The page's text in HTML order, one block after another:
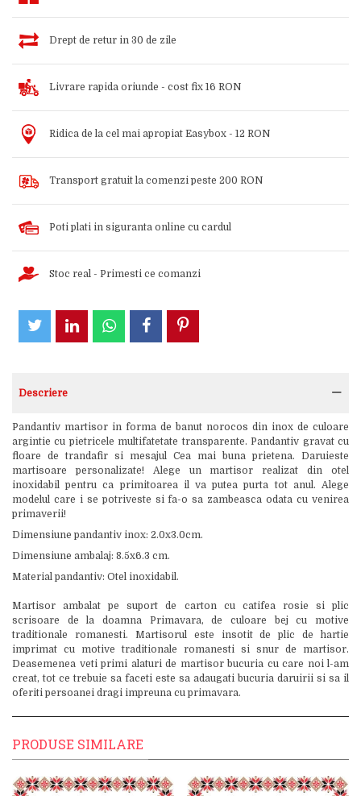
Drept de retur in 30 de zile
Livrare rapida oriunde - cost fix 16 RON
Ridica de la cel mai apropiat Easybox - 12 RON
Transport gratuit la comenzi peste 200 RON
Poti plati in siguranta online cu cardul
Stoc real - Primesti ce comanzi
Descriere
Pandantiv martisor in forma de banut norocos din inox de culoare
argintie cu pietricele multifatetate transparente. Pandantiv gravat cu
floare de trandafir si mesajul Cea mai buna prietena. Daruieste
martisoare personalizate! Alege un martisor realizat din otel
inoxidabil pentru ca primitoarea il va putea purta tot anul. Alege
modelul care i se potriveste si fa-o sa zambeasca odata cu venirea
primaverii!
Dimensiune pandantiv inox: 2.0x3.0cm.
Dimensiune ambalaj: 8.5x6.3 cm.
Material pandantiv: Otel inoxidabil.
Martisor ambalat pe suport de carton cu catifea rosie si plic
scrisoare de la doamna Primavara, de culoare bej cu motive
traditionale romanesti. Martisorul este insotit de plic de hartie
imprimat cu motive traditionale romanesti si snur de martisor.
Deasemenea veti primi alaturi de martisor bucuria cu care noi l-am
creat, tot ce trebuie sa faceti este sa adaugati bucuria daruirii si sa il
oferiti persoanei dragi impreuna cu primavara.
PRODUSE SIMILARE